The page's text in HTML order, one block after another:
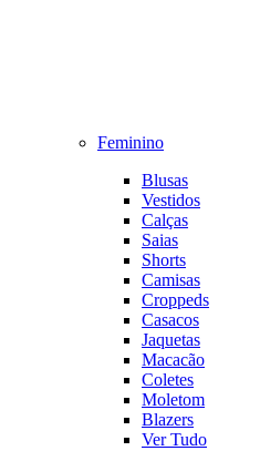
Feminino
Blusas
Vestidos
Calças
Saias
Shorts
Camisas
Croppeds
Casacos
Jaquetas
Macacão
Coletes
Moletom
Blazers
Ver Tudo